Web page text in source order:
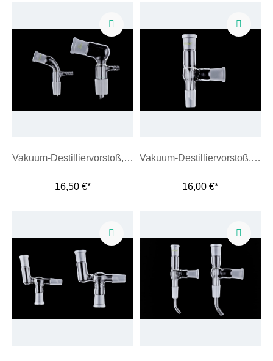
Vakuum-Destilliervorstoß, gebogen
16,50 €*
Vakuum-Destilliervorstoß, gerade Form
16,00 €*